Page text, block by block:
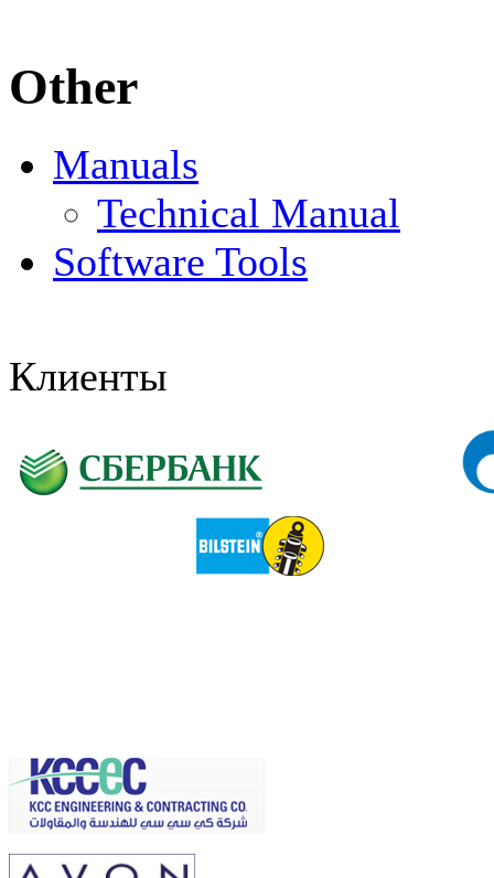
Other
Manuals
Technical Manual
Software Tools
Клиенты